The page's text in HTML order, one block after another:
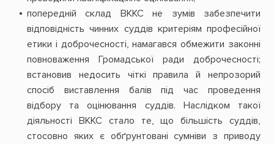
попередній склад ВККС не зумів забезпечити
відповідність чинних суддів критеріям професійної
етики і доброчесності, намагався обмежити законні
повноваження Громадської ради доброчесності;
встановив недосить чіткі правила й непрозорий
спосіб виставлення балів під час проведення
відбору та оцінювання суддів. Наслідком такої
діяльності ВККС стало те, що більшість суддів,
стосовно яких є обґрунтовані сумніви з приводу